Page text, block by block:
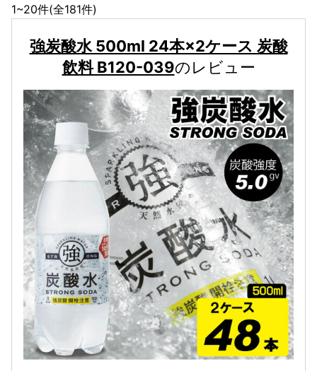
1~20件(全181件)
強炭酸水 500ml 24本×2ケース 炭酸
飲料 B120-039のレビュー